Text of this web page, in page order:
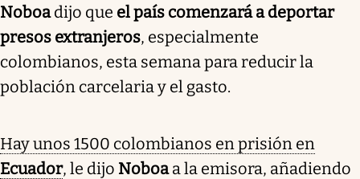
Noboadijo que el país comenzará a deportar
presos extranjeros, especialmente
colombianos, esta semana para reducir la
población carcelaria y el gasto.
Hay unos 1500 colombianos en prisión en
Ecuador, le dijo Noboaa la emisora, añadiendo